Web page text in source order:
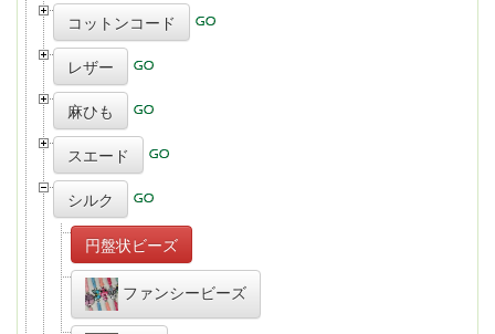
コットンコード
レザー
麻ひも
スエード
シルク
円盤状ビーズ
ファンシービーズ